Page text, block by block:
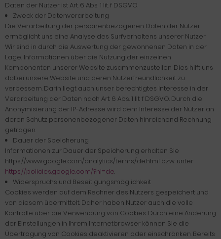
Daten der Nutzer ist Art. 6 Abs. 1 lit. f DSGVO.
Zweck der Datenverarbeitung
Die Verarbeitung der personenbezogenen Daten der Nutzer
ermöglicht uns eine Analyse des Surfverhaltens unserer Nutzer.
Wir sind in durch die Auswertung der gewonnenen Daten in der
Lage, Informationen über die Nutzung der einzelnen
Komponenten unserer Website zusammenzustellen. Dies hilft uns
dabei unsere Website und deren Nutzerfreundlichkeit zu
verbessern. Darin liegt auch unser berechtigtes Interesse in der
Verarbeitung der Daten nach Art. 6 Abs. 1 lit. f DSGVO. Durch die
Anonymisierung der IP-Adresse wird dem Interesse der Nutzer an
deren Schutz personenbezogener Daten hinreichend Rechnung
getragen.
Dauer der Speicherung
Informationen zur Dauer der Speicherung erhalten Sie
https://www.google.com/analytics/terms/de.html bzw. unter
https://policies.google.com/?hl=de.
Widerspruchs und Beseitigungsmöglichkeit
Cookies werden auf dem Rechner des Nutzers gespeichert und
von diesem übermittelt. Daher haben Nutzer auch die volle
Kontrolle über die Verwendung von Cookies. Durch eine Änderung
der Einstellungen in Ihrem Internetbrowser können Sie die
Übertragung von Cookies deaktivieren oder einschränken. Bereits